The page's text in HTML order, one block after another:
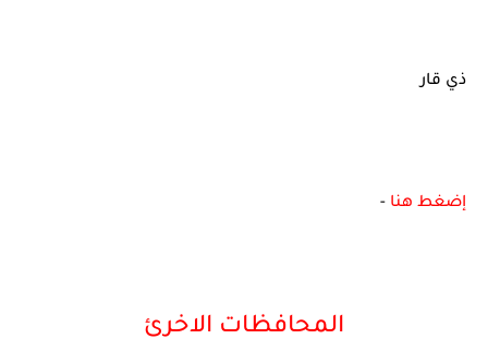
ذي قار
إضغط هنا -
المحافظات الاخرئ